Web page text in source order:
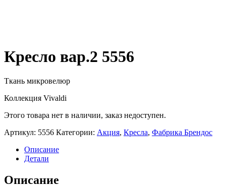
Кресло вар.2 5556
Ткань микровелюр
Коллекция Vivaldi
Этого товара нет в наличии, заказ недоступен.
Артикул: 5556 Категории: Акция, Кресла, Фабрика Брендос
Описание
Детали
Описание